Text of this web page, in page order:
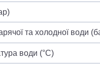
та холодної води
води (°C)